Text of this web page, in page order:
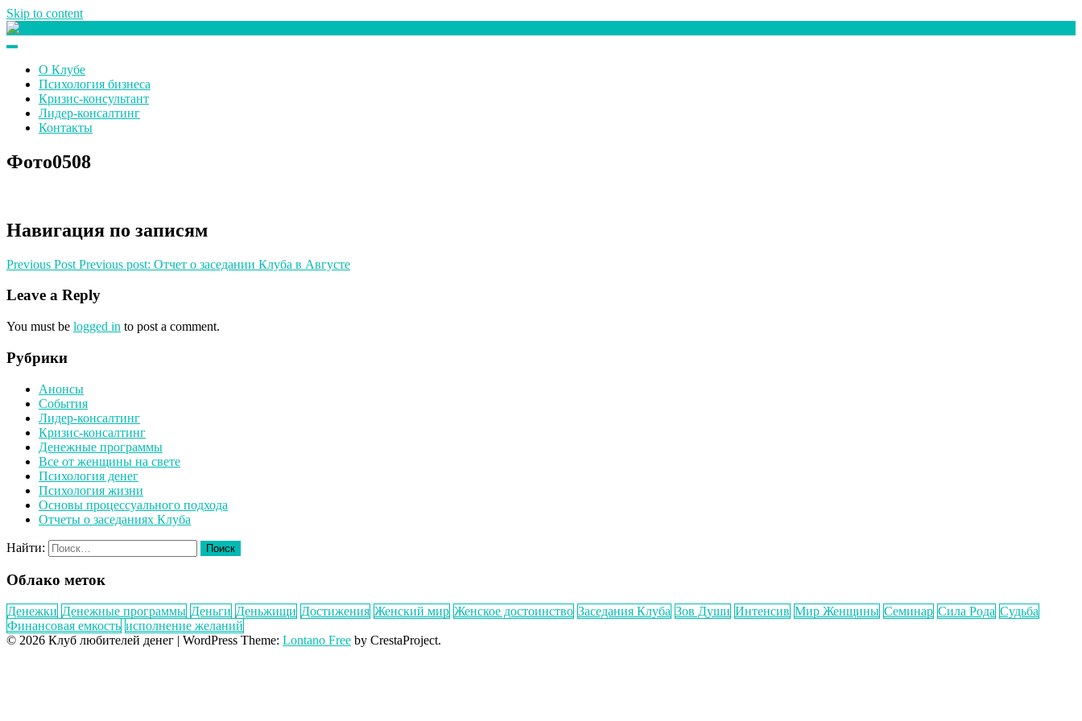
Skip to content
О Клубе
Психология бизнеса
Кризис-консультант
Лидер-консалтинг
Контакты
Фото0508
Навигация по записям
Previous Post Previous post: Отчет о заседании Клуба в Августе
Leave a Reply
You must be logged in to post a comment.
Рубрики
Анонсы
События
Лидер-консалтинг
Кризис-консалтинг
Денежные программы
Все от женщины на свете
Психология денег
Психология жизни
Основы процессуального подхода
Отчеты о заседаниях Клуба
Найти:
Облако меток
Денежки Денежные программы Деньги Деньжищи Достижения Женский мир Женское достоинство Заседания Клуба Зов Души Интенсив Мир Женщины Семинар Сила Рода Судьба
Финансовая емкость исполнение желаний
© 2026 Клуб любителей денег | WordPress Theme: Lontano Free by CrestaProject.